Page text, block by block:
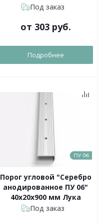
Под заказ
от 303 руб.
Подробнее
Порог угловой "Серебро
анодированное ПУ 06"
40х20х900 мм Лука
Под заказ